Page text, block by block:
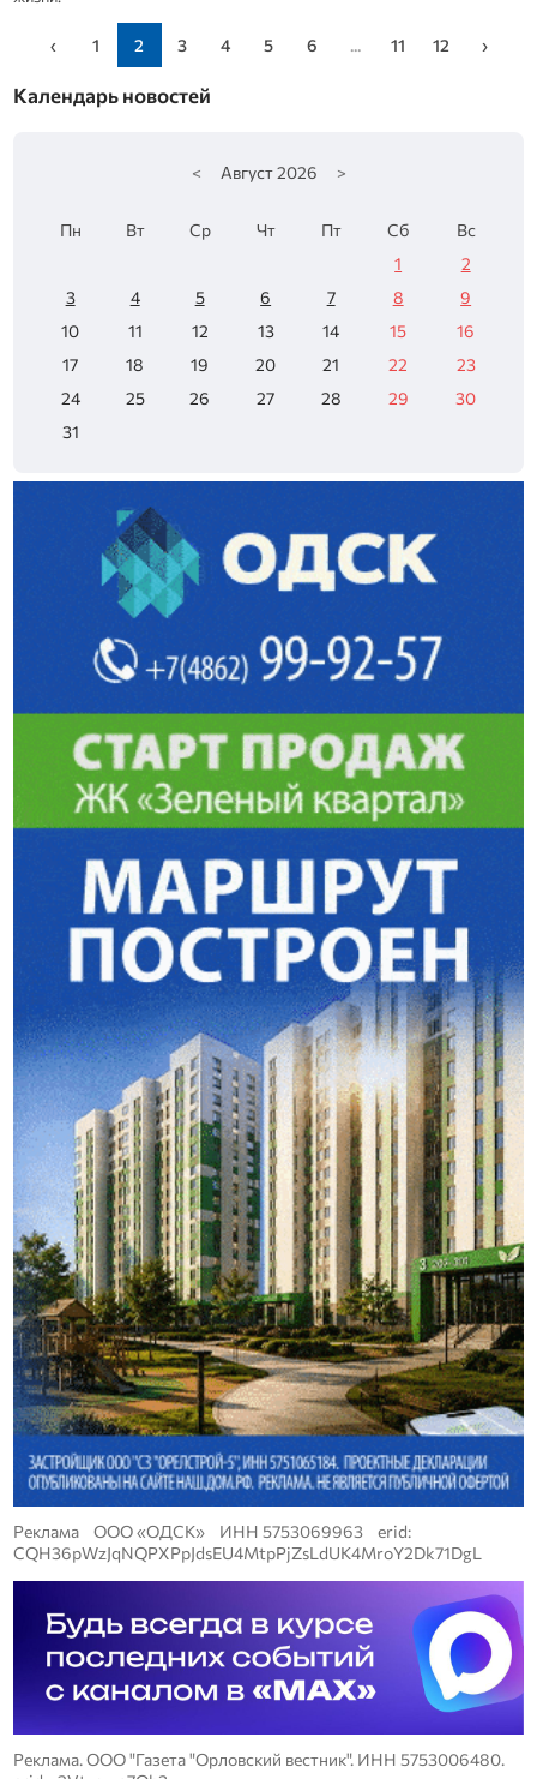
‹ 1 2 3 4 5 6 ... 11 12 ›
Календарь новостей
< Август 2026 >
Пн Вт Ср Чт Пт Сб
Вс
1
2
3
4 5 6 7 8
9
10
11 12 13 14 15
16
17
18 19 20 21 22
23
24
25 26 27 28 29
30
31
Реклама ООО «ОДСК» ИНН 5753069963 erid:
CQH36pWzJqNQPXPpJdsEU4MtpPjZsLdUK4MroY2Dk71DgL
Реклама. ООО "Газета "Орловский вестник". ИНН 5753006480.